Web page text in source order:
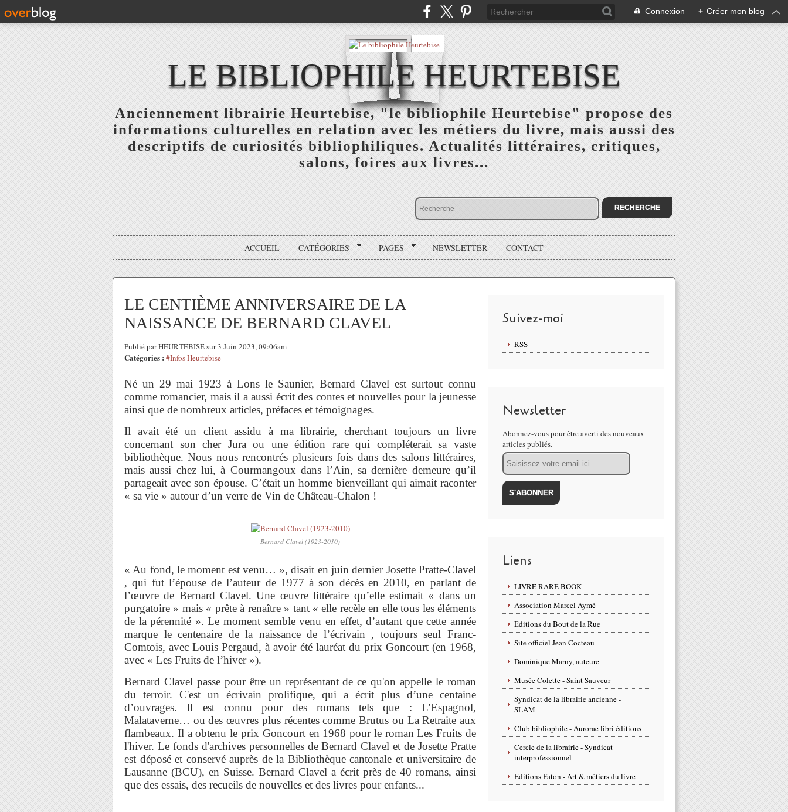
Connexion + Créer mon blog
LE BIBLIOPHILE HEURTEBISE
Anciennement librairie Heurtebise, "le bibliophile Heurtebise" propose des
informations culturelles en relation avec les métiers du livre, mais aussi des
descriptifs de curiosités bibliophiliques. Actualités littéraires, critiques,
salons, foires aux livres...
ACCUEIL CATÉGORIES PAGES NEWSLETTER CONTACT
LE CENTIÈME ANNIVERSAIRE DE LA
NAISSANCE DE BERNARD CLAVEL
Publié par HEURTEBISE sur 3 Juin 2023, 09:06am
Catégories : #Infos Heurtebise
Né un 29 mai 1923 à Lons le Saunier, Bernard Clavel est surtout connu
comme romancier, mais il a aussi écrit des contes et nouvelles pour la jeunesse
ainsi que de nombreux articles, préfaces et témoignages.
Il avait été un client assidu à ma librairie, cherchant toujours un livre
concernant son cher Jura ou une édition rare qui compléterait sa vaste
bibliothèque. Nous nous rencontrés plusieurs fois dans des salons littéraires,
mais aussi chez lui, à Courmangoux dans l’Ain, sa dernière demeure qu’il
partageait avec son épouse. C’était un homme bienveillant qui aimait raconter
« sa vie » autour d’un verre de Vin de Château-Chalon !
Bernard Clavel (1923-2010)
« Au fond, le moment est venu… », disait en juin dernier Josette Pratte-Clavel
, qui fut l’épouse de l’auteur de 1977 à son décès en 2010, en parlant de
l’œuvre de Bernard Clavel. Une œuvre littéraire qu’elle estimait « dans un
purgatoire » mais « prête à renaître » tant « elle recèle en elle tous les éléments
de la pérennité ». Le moment semble venu en effet, d’autant que cette année
marque le centenaire de la naissance de l’écrivain , toujours seul Franc-
Comtois, avec Louis Pergaud, à avoir été lauréat du prix Goncourt (en 1968,
avec « Les Fruits de l’hiver »).
Bernard Clavel passe pour être un représentant de ce qu'on appelle le roman
du terroir. C'est un écrivain prolifique, qui a écrit plus d’une centaine
d’ouvrages. Il est connu pour des romans tels que : L’Espagnol,
Malataverne… ou des œuvres plus récentes comme Brutus ou La Retraite aux
flambeaux. Il a obtenu le prix Goncourt en 1968 pour le roman Les Fruits de
l'hiver. Le fonds d'archives personnelles de Bernard Clavel et de Josette Pratte
est déposé et conservé auprès de la Bibliothèque cantonale et universitaire de
Lausanne (BCU), en Suisse. Bernard Clavel a écrit près de 40 romans, ainsi
que des essais, des recueils de nouvelles et des livres pour enfants...
Suivez-moi
RSS
Newsletter
Abonnez-vous pour être averti des nouveaux
articles publiés.
Email
Liens
LIVRE RARE BOOK
Association Marcel Aymé
Editions du Bout de la Rue
Site officiel Jean Cocteau
Dominique Marny, auteure
Musée Colette - Saint Sauveur
Syndicat de la librairie ancienne -
SLAM
Club bibliophile - Aurorae libri éditions
Cercle de la librairie - Syndicat
interprofessionnel
Editions Faton - Art & métiers du livre